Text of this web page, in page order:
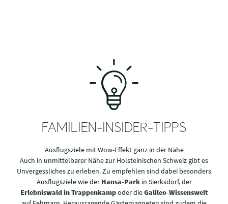
FAMILIEN-INSIDER-TIPPS
Ausflugsziele mit Wow-Effekt ganz in der Nähe
Auch in unmittelbarer Nähe zur Holsteinischen Schweiz gibt es
Unvergessliches zu erleben. Zu empfehlen sind dabei besonders
Ausflugsziele wie der Hansa-Parkin Sierksdorf, der
Erlebniswald in Trappenkampoder dieGalileo-Wissenswelt